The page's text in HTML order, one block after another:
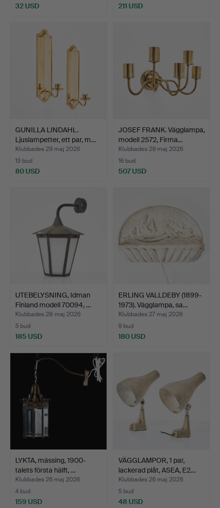
32 USD 211 USD
GUNILLA LINDAHL.
Ljuslampetter, ett par, m…
Klubbades 29 maj 2026
13 bud
80 USD
JOSEF FRANK. Vägglampa,
modell 2572, Firma…
Klubbades 29 maj 2026
16 bud
507 USD
UTEBELYSNING, Idman
Finland modell 70094, …
Klubbades 28 maj 2026
5 bud
185 USD
ERLING VALLDEBY (1899-
1973). Vägglampa, sa…
Klubbades 27 maj 2026
9 bud
180 USD
LYKTA, mässing, 1900-
talets första hälft, …
Klubbades 26 maj 2026
4 bud
159 USD
VÄGGLAMPOR, 1 par,
lackerad plåt, ASEA, E2…
Klubbades 26 maj 2026
5 bud
48 USD